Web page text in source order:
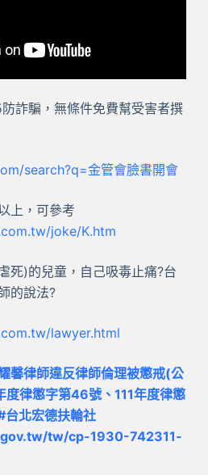
詐騙，無條件免費幫受害者撰
search?q=金管會臉書開會
上，可參考
joke/K.htm
)的兒童，自己吸毒止痛?台
的說法?
lawyer.html
馨律師違反律師倫理被懲戒(公
度律懲字第46號、111年度律懲
北宏德扶輪社
tw/cp-1930-742311-